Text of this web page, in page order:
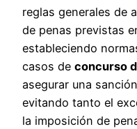
reglas generales de
de penas previstas
estableciendo
casos de concurso
asegurar una
evitando tanto el
la imposición de